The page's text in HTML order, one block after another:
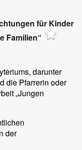
für Kinder
Familien“
darunter
die Pfarrerin oder
„Jungen
der